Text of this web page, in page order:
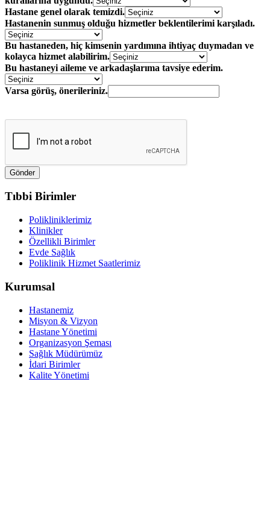
Hastane genel olarak temizdi.
Hastanenin sunmuş olduğu hizmetler beklentilerimi karşıladı.
Bu hastaneden, hiç kimsenin yardımına ihtiyaç duymadan ve
kolayca hizmet alabilirim.
Bu hastaneyi aileme ve arkadaşlarıma tavsiye ederim.
Varsa görüş, önerileriniz.
Tıbbi Birimler
Polikliniklerimiz
Klinikler
Özellikli Birimler
Evde Sağlık
Poliklinik Hizmet Saatlerimiz
Kurumsal
Hastanemiz
Misyon & Vizyon
Hastane Yönetimi
Organizasyon Şeması
Sağlık Müdürümüz
İdari Birimler
Kalite Yönetimi